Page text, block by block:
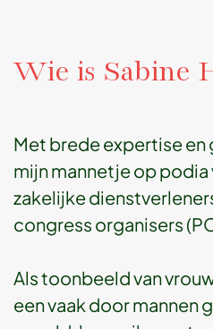
Wie is Sabine
Met brede expertise
mijn mannetje op podia
zakelijke
congress organisers
Als toonbeeld van
een vaak door mannen